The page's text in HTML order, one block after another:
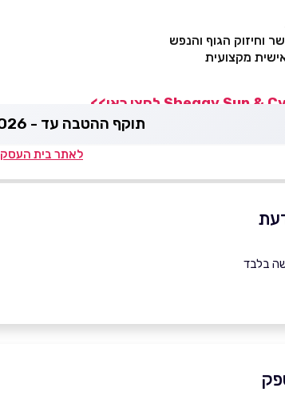
וחיזוק הגוף והנפש
מקצועית
תוקף ההטבה עד - 06.09.2026
לאתר בית העסק
בלבד